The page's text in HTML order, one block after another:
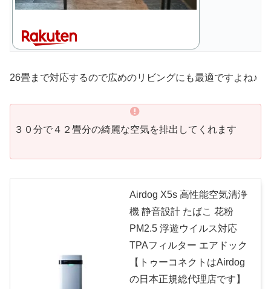
26畳まで対応するので広めのリビングにも最適ですよね♪
３０分で４２畳分の綺麗な空気を排出してくれます
Airdog X5s 高性能空気清浄
機 静音設計 たばこ 花粉
PM2.5 浮遊ウイルス対応
TPAフィルター エアドック
【トゥーコネクトはAirdog
の日本正規総代理店です】